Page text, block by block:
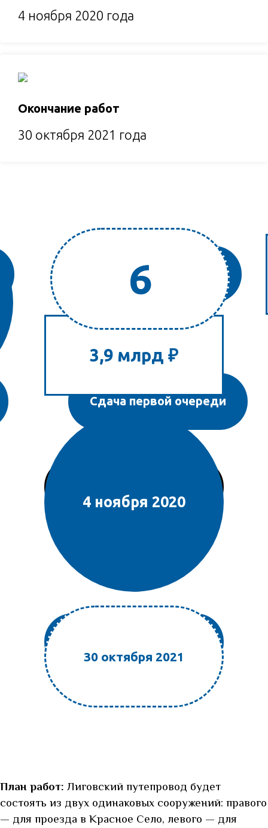
4 ноября 2020 года
Окончание работ
30 октября 2021 года
LET'S GO!
3,9 млрд ₽
4 ноября 2020
работ
30 октября 2021
Сдача первой очереди
Число полос
6
План работ: Лиговский путепровод будет
состоять из двух одинаковых сооружений: правого
— для проезда в Красное Село, левого — для